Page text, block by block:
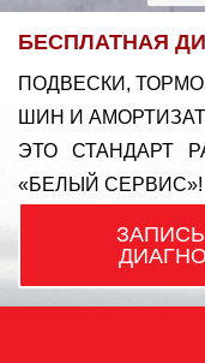
БЕСПЛАТНАЯ
ПОДВЕСКИ,
ШИН И
ЭТО СТАНДАРТ
«БЕЛЫЙ СЕРВИС»!